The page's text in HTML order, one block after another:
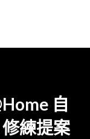
自
練提案